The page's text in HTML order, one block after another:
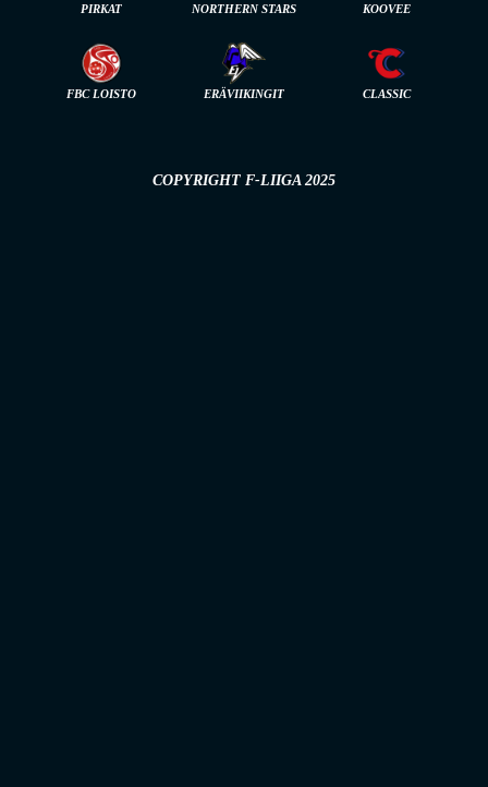
PIRKAT NORTHERN STARS KOOVEE
FBC LOISTO ERÄVIIKINGIT CLASSIC
COPYRIGHT F-LIIGA 2025